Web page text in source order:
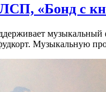
«Бонд с
музыкальный
Музыкальную